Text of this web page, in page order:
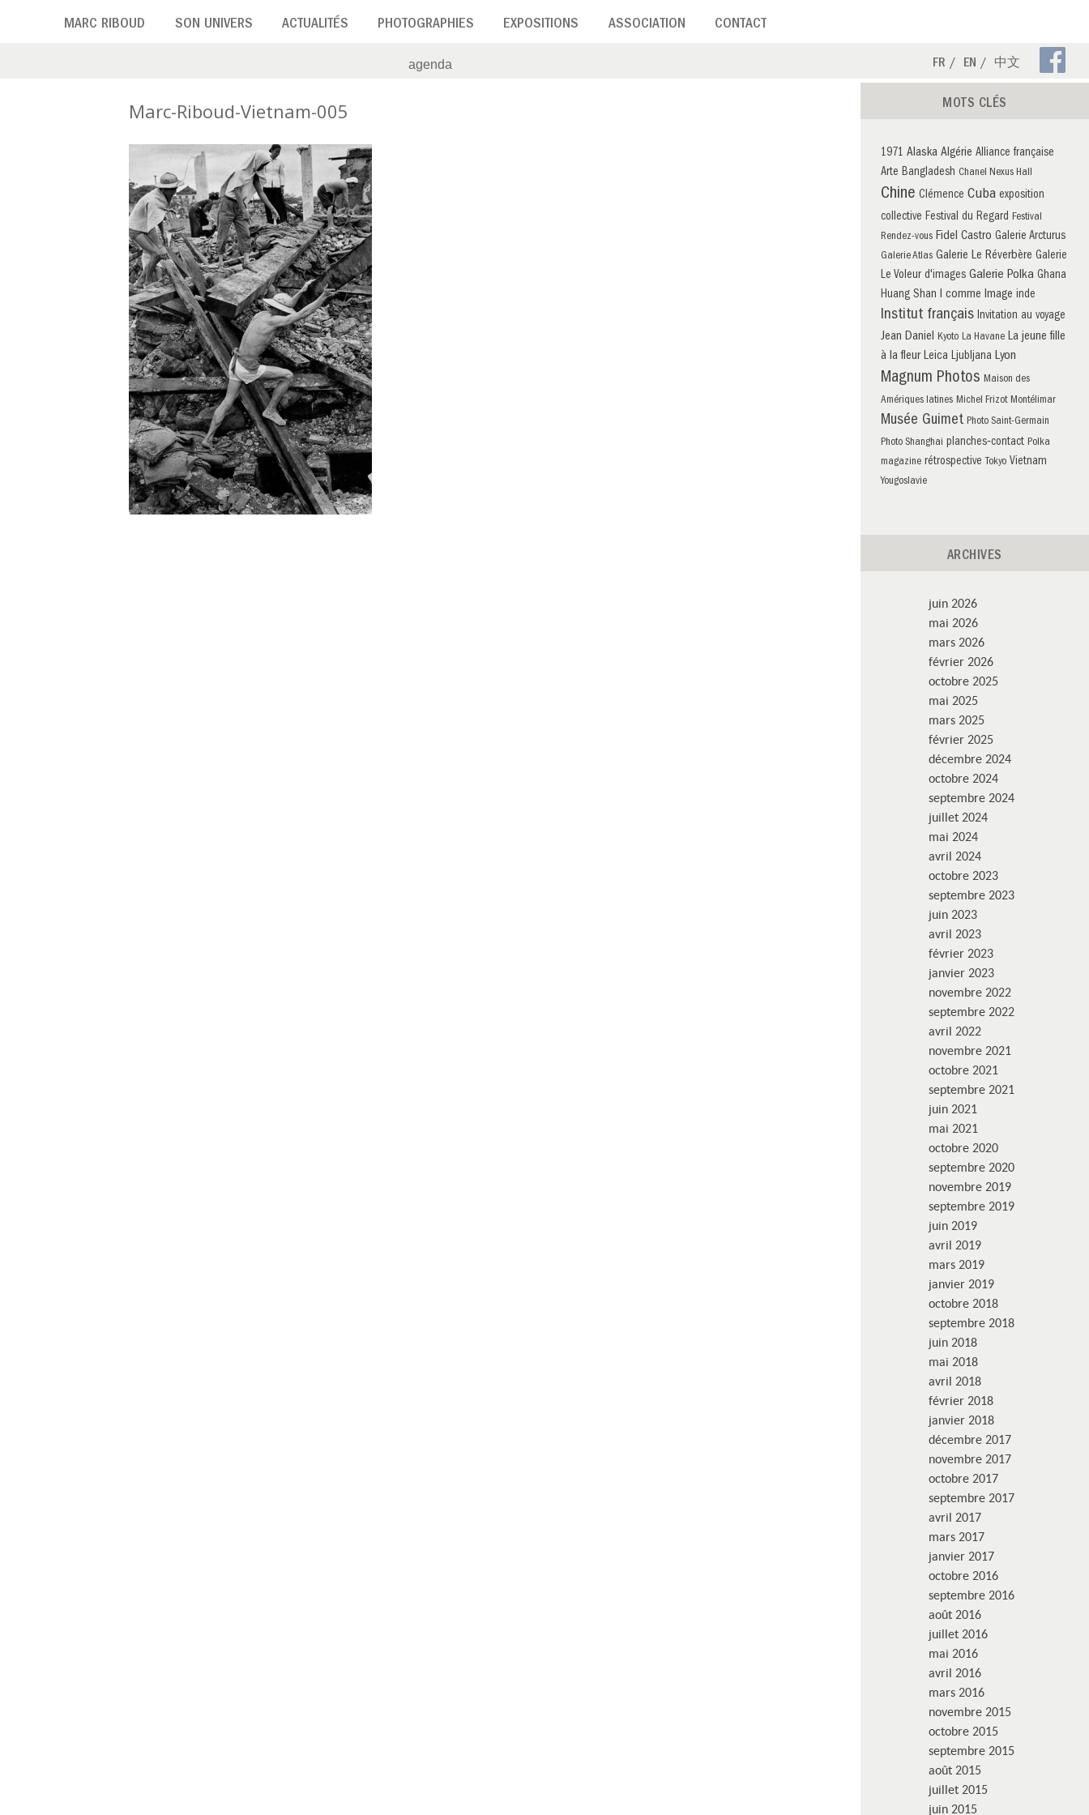
MARC RIBOUD SON UNIVERS ACTUALITÉS PHOTOGRAPHIES EXPOSITIONS ASSOCIATION CONTACT
agenda FR EN 中文
Marc-Riboud-Vietnam-005 MOTS CLÉS
1971 Alaska Algérie Alliance française
Arte Bangladesh Chanel Nexus Hall
Chine Clémence Cuba exposition
collective Festival du Regard Festival
Rendez-vous Fidel Castro Galerie Arcturus
Galerie Atlas Galerie Le Réverbère Galerie
Le Voleur d'images Galerie Polka Ghana
Huang Shan I comme Image inde
Institut français Invitation au voyage
Jean Daniel Kyoto La Havane La jeune fille
à la fleur Leica Ljubljana Lyon
Magnum Photos Maison des
Amériques latines Michel Frizot Montélimar
Musée Guimet Photo Saint-Germain
Photo Shanghai planches‑contact Polka
magazine rétrospective Tokyo Vietnam
Yougoslavie
ARCHIVES
juin 2026
mai 2026
mars 2026
février 2026
octobre 2025
mai 2025
mars 2025
février 2025
décembre 2024
octobre 2024
septembre 2024
juillet 2024
mai 2024
avril 2024
octobre 2023
septembre 2023
juin 2023
avril 2023
février 2023
janvier 2023
novembre 2022
septembre 2022
avril 2022
novembre 2021
octobre 2021
septembre 2021
juin 2021
mai 2021
octobre 2020
septembre 2020
novembre 2019
septembre 2019
juin 2019
avril 2019
mars 2019
janvier 2019
octobre 2018
septembre 2018
juin 2018
mai 2018
avril 2018
février 2018
janvier 2018
décembre 2017
novembre 2017
octobre 2017
septembre 2017
avril 2017
mars 2017
janvier 2017
octobre 2016
septembre 2016
août 2016
juillet 2016
mai 2016
avril 2016
mars 2016
novembre 2015
octobre 2015
septembre 2015
août 2015
juillet 2015
juin 2015